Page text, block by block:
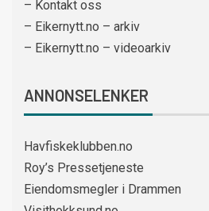
– Kontakt oss
– Eikernytt.no – arkiv
– Eikernytt.no – videoarkiv
ANNONSELENKER
Havfiskeklubben.no
Roy’s Pressetjeneste
Eiendomsmegler i Drammen